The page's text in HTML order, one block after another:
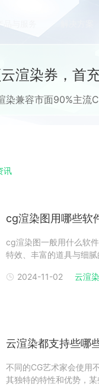
品与服务
渲染券，首
染兼容市面90%主流
讯
cg渲染图用哪些软
cg渲染图一般用什么软
特效、丰富的道具与细
cg渲染图使用软件与云
2024-11-02 云渲
云渲染都支持些哪
不同的CG艺术家会使用
其独特的特性和优势，